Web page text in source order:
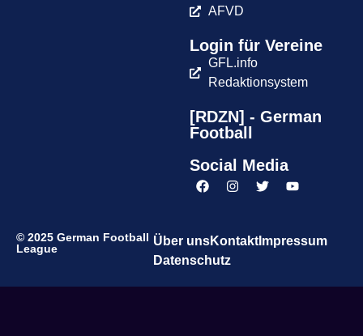
AFVD
Login für Vereine
GFL.info
Redaktionsystem
[RDZN] - German
Football
Social Media
© 2025 German Football
League
Über unsKontaktImpressum
Datenschutz